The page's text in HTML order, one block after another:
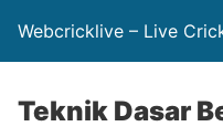
Webcricklive – Live
Teknik Dasar